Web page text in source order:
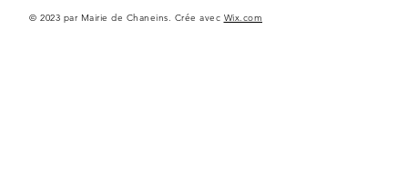
© 2023 par Mairie de Chaneins. Crée avec Wix.com